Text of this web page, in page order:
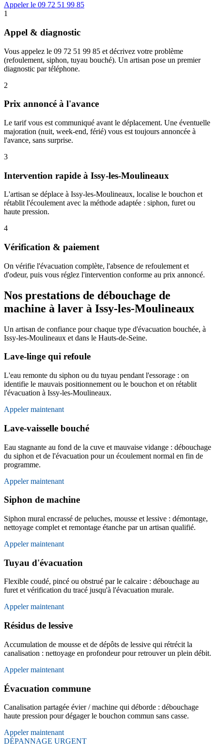
Appeler le 09 72 51 99 85
1
Appel & diagnostic
Vous appelez le 09 72 51 99 85 et décrivez votre problème
(refoulement, siphon, tuyau bouché). Un artisan pose un premier
diagnostic par téléphone.
2
Prix annoncé à l'avance
Le tarif vous est communiqué avant le déplacement. Une éventuelle
majoration (nuit, week-end, férié) vous est toujours annoncée à
l'avance, sans surprise.
3
Intervention rapide à Issy-les-Moulineaux
L'artisan se déplace à Issy-les-Moulineaux, localise le bouchon et
rétablit l'écoulement avec la méthode adaptée : siphon, furet ou
haute pression.
4
Vérification & paiement
On vérifie l'évacuation complète, l'absence de refoulement et
d'odeur, puis vous réglez l'intervention conforme au prix annoncé.
Nos prestations de débouchage de
machine à laver à Issy-les-Moulineaux
Un artisan de confiance pour chaque type d'évacuation bouchée, à
Issy-les-Moulineaux et dans le Hauts-de-Seine.
Lave-linge qui refoule
L'eau remonte du siphon ou du tuyau pendant l'essorage : on
identifie le mauvais positionnement ou le bouchon et on rétablit
l'évacuation à Issy-les-Moulineaux.
Appeler maintenant
Lave-vaisselle bouché
Eau stagnante au fond de la cuve et mauvaise vidange : débouchage
du siphon et de l'évacuation pour un écoulement normal en fin de
programme.
Appeler maintenant
Siphon de machine
Siphon mural encrassé de peluches, mousse et lessive : démontage,
nettoyage complet et remontage étanche par un artisan qualifié.
Appeler maintenant
Tuyau d'évacuation
Flexible coudé, pincé ou obstrué par le calcaire : débouchage au
furet et vérification du tracé jusqu'à l'évacuation murale.
Appeler maintenant
Résidus de lessive
Accumulation de mousse et de dépôts de lessive qui rétrécit la
canalisation : nettoyage en profondeur pour retrouver un plein débit.
Appeler maintenant
Évacuation commune
Canalisation partagée évier / machine qui déborde : débouchage
haute pression pour dégager le bouchon commun sans casse.
Appeler maintenant
DÉPANNAGE URGENT